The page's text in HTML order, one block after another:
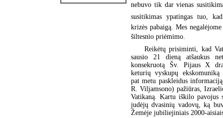
nebuvo tik dar vienas
susitikimas ypatingas tuo, kad
krizės pabaigą. Mes
šiltesnio priėmimo.
Reikėtų prisiminti, kad
sausio 21 dieną atšaukus
konsekruotą Šv. Pijaus X
keturių vyskupų
pat metu paskleidus
R. Viljamsono) pažiūras,
Vatikaną. Kartu iškilo pavojus
judėjų dvasinių vadovų, ką
Žemėje jubiliejiniais 2000-